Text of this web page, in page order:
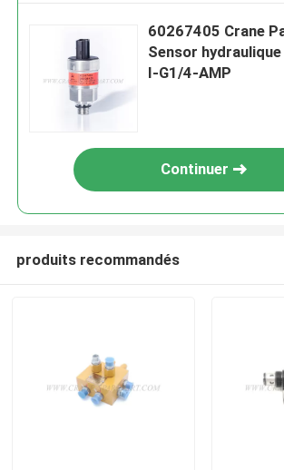
60267405 Crane
Sensor
I-G1/4-AMP
Continuer
produits recommandés